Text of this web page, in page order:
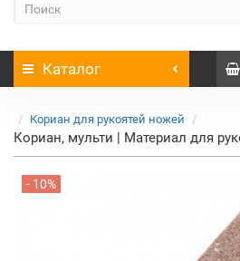
Каталог
Кориан для рукоятей ножей
Кориан, мульти | Материал для
- 10%